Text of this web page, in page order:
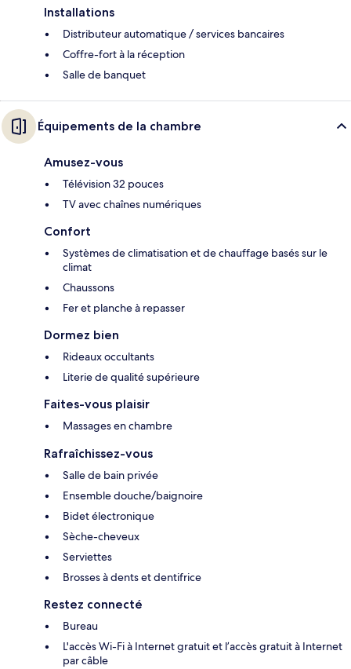
Installations
Distributeur automatique / services bancaires
Coffre-fort à la réception
Salle de banquet
Équipements de la chambre
Amusez-vous
Télévision 32 pouces
TV avec chaînes numériques
Confort
Systèmes de climatisation et de chauffage basés sur le
climat
Chaussons
Fer et planche à repasser
Dormez bien
Rideaux occultants
Literie de qualité supérieure
Faites-vous plaisir
Massages en chambre
Rafraîchissez-vous
Salle de bain privée
Ensemble douche/baignoire
Bidet électronique
Sèche-cheveux
Serviettes
Brosses à dents et dentifrice
Restez connecté
Bureau
L'accès Wi-Fi à Internet gratuit et l’accès gratuit à Internet
par câble